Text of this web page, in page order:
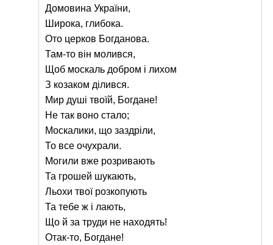
Домовина України,
Широка, глибока.
Ото церков Богданова.
Там-то він молився,
Щоб москаль добром і лихом
З козаком ділився.
Мир душі твоїй, Богдане!
Не так воно стало;
Москалики, що заздріли,
То все очухрали.
Могили вже розривають
Та грошей шукають,
Льохи твої розкопують
Та тебе ж і лають,
Що й за труди не находять!
Отак-то, Богдане!